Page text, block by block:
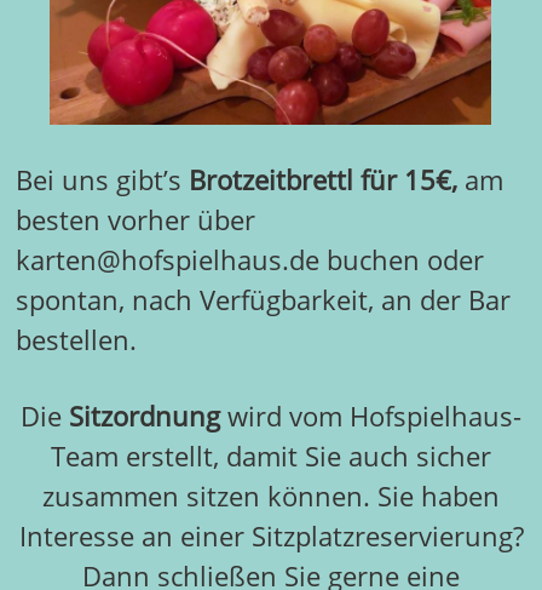
Bei uns gibt’s Brotzeitbrettl für 15€,am
besten vorher über
karten@hofspielhaus.de buchen oder
spontan, nach Verfügbarkeit, an der Bar
bestellen.
Die Sitzordnungwird vom Hofspielhaus-
Team erstellt, damit Sie auch sicher
zusammen sitzen können. Sie haben
Interesse an einer Sitzplatzreservierung?
Dann schließen Sie gerne eine